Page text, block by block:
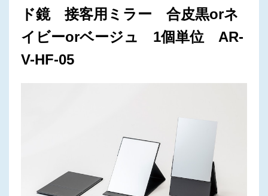
ド鏡 接客用ミラー 合皮黒orネ
イビーorベージュ 1個単位 AR-
V-HF-05